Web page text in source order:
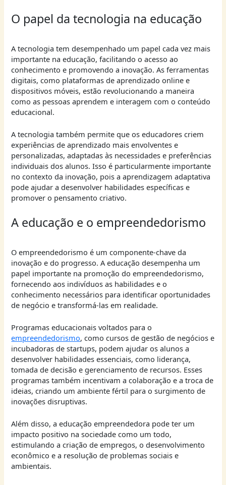
O papel da tecnologia na educação
A tecnologia tem desempenhado um papel cada vez mais
importante na educação, facilitando o acesso ao
conhecimento e promovendo a inovação. As ferramentas
digitais, como plataformas de aprendizado online e
dispositivos móveis, estão revolucionando a maneira
como as pessoas aprendem e interagem com o conteúdo
educacional.
A tecnologia também permite que os educadores criem
experiências de aprendizado mais envolventes e
personalizadas, adaptadas às necessidades e preferências
individuais dos alunos. Isso é particularmente importante
no contexto da inovação, pois a aprendizagem adaptativa
pode ajudar a desenvolver habilidades específicas e
promover o pensamento criativo.
A educação e o empreendedorismo
O empreendedorismo é um componente-chave da
inovação e do progresso. A educação desempenha um
papel importante na promoção do empreendedorismo,
fornecendo aos indivíduos as habilidades e o
conhecimento necessários para identificar oportunidades
de negócio e transformá-las em realidade.
Programas educacionais voltados para o
empreendedorismo, como cursos de gestão de negócios e
incubadoras de startups, podem ajudar os alunos a
desenvolver habilidades essenciais, como liderança,
tomada de decisão e gerenciamento de recursos. Esses
programas também incentivam a colaboração e a troca de
ideias, criando um ambiente fértil para o surgimento de
inovações disruptivas.
Além disso, a educação empreendedora pode ter um
impacto positivo na sociedade como um todo,
estimulando a criação de empregos, o desenvolvimento
econômico e a resolução de problemas sociais e
ambientais.